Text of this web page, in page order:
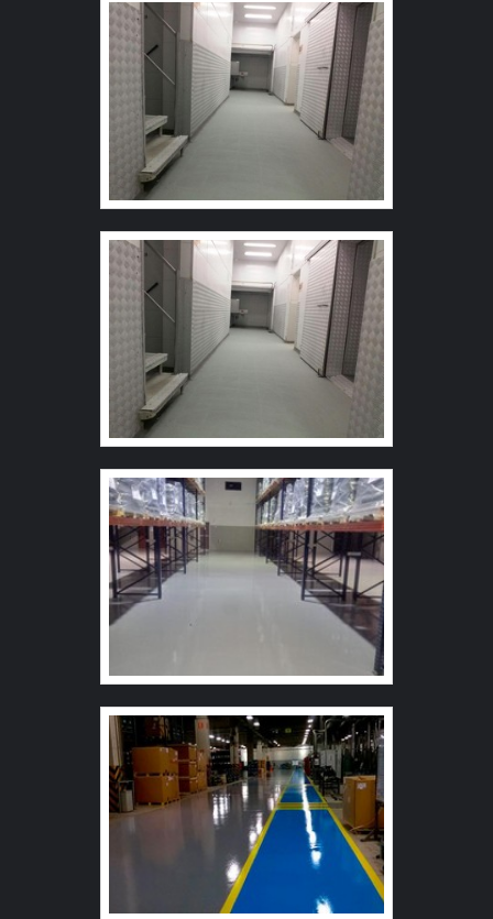
valores consideráveis em instalações de qualidade,
aumentando a eficiência da marca. A Revest Group é
uma empresa que tem se destacado da concorrência
pela seriedade e qualidade, que fecham todo o ciclo de
entrega com excelência para cada cliente.
até a Revest Group. A empresa tem em seu escopo
autonivelante epoxi e argamassado uretano, garantindo
a satisfação da venda à entrega final, com foco total na
importante buscar uma empresa que tenha produtos e
serviços com ótima qualidade e excelente custo-
planejamento de empresas que visam apenas o lucro,
deixando a desejar nos outros fatores. Existem muitas
formas diferentes de demonstrar conhecimento e
autoridade em sua área de atuação. Boas razões pelas
quais a Revest Group é referência sempre que buscar
Profissionais com vasta experiência na área;
Trabalhadores de alta qualidade; Escritório de alta
qualidade onde são realizadas as atividades;
Tecnologia de ponta; Equipamentos de última geração.
REFERÊNCIA DE QUALIDADE NO SEGMENTO
Somente na Revest Group as melhores opções sempre
estão à disposição quando se procura soluções para
piso autonivelante preço . A empresa oferece opções
como argamassado epoxi e tinta epoxi de alta
serviços e segura, qualificações construídas por focar
suas ações no resultado final, tendo escritório de alta
qualidade onde são realizadas as atividades e amplo
catálogo de produtos. Todos esses fatores, agregados a
uma equipe com colaboradores proativos e especialistas
certificados, garantem a melhor experiência para os